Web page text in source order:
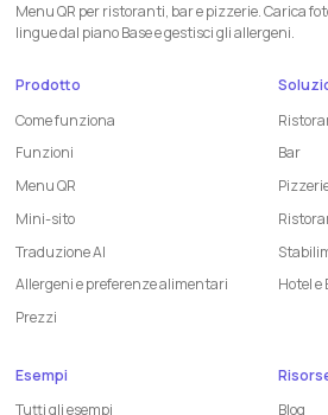
Menu QR per ristoranti, bar e pizzerie. Carica
lingue dal piano Base e gestisci gli allergeni.
Prodotto
Come funziona
Funzioni
Menu QR
Mini-sito
Traduzione AI
Allergeni e preferenze alimentari
Prezzi
Bar
Hotel e
Esempi
Tutti gli esempi
Blog